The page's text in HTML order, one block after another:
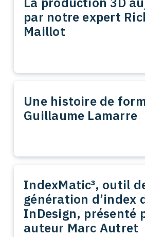
par notre expert
Maillot
Une histoire de
Guillaume Lamarre
IndexMatic³, outil
génération d’index
InDesign, présenté
auteur Marc Autret